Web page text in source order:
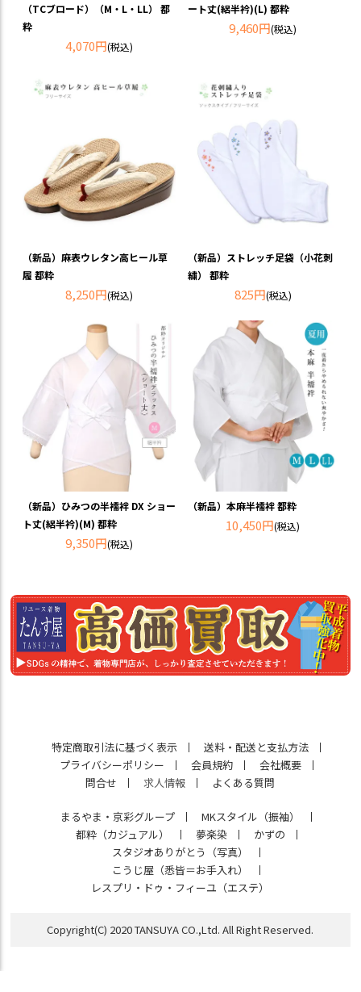
（TCブロード）（M・L・LL） 都
粋
4,070円(税込)
ート丈(絽半衿)(L) 都粋
9,460円(税込)
（新品）麻表ウレタン高ヒール草
履 都粋
8,250円(税込)
（新品）ストレッチ足袋（小花刺
繍） 都粋
825円(税込)
（新品）ひみつの半襦袢 DX ショー
ト丈(絽半衿)(M) 都粋
9,350円(税込)
（新品）本麻半襦袢 都粋
10,450円(税込)
特定商取引法に基づく表示
送料・配送と支払方法
プライバシーポリシー
会員規約
会社概要
問合せ
求人情報 よくある質問
まるやま・京彩グループ
MKスタイル（振袖）
都粋（カジュアル）
夢楽染
かずの
スタジオありがとう（写真）
こうじ屋（悉皆＝お手入れ）
レスプリ・ドゥ・フィーユ（エステ）
Copyright(C) 2020 TANSUYA CO.,Ltd. All Right Reserved.